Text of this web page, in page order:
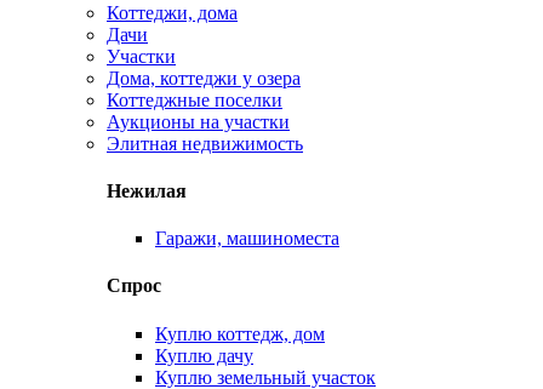
Коттеджи, дома
Дачи
Участки
Дома, коттеджи у озера
Коттеджные поселки
Аукционы на участки
Элитная недвижимость
Нежилая
Гаражи, машиноместа
Спрос
Куплю коттедж, дом
Куплю дачу
Куплю земельный участок